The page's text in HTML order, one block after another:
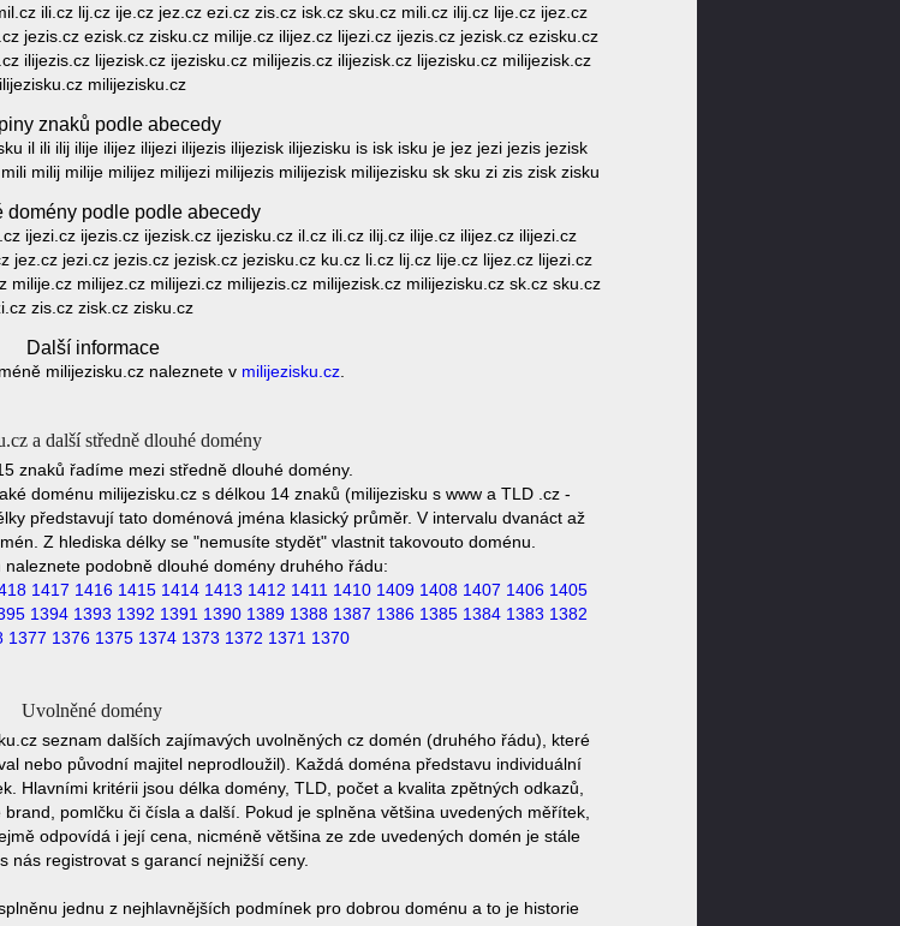
ili.cz lij.cz ije.cz jez.cz ezi.cz zis.cz isk.cz sku.cz mili.cz ilij.cz lije.cz ijez.cz
jezis.cz ezisk.cz zisku.cz milije.cz ilijez.cz lijezi.cz ijezis.cz jezisk.cz ezisku.cz
ilijezis.cz lijezisk.cz ijezisku.cz milijezis.cz ilijezisk.cz lijezisku.cz milijezisk.cz
ilijezisku.cz milijezisku.cz
znaků podle abecedy
il ili ilij ilije ilijez ilijezi ilijezis ilijezisk ilijezisku is isk isku je jez jezi jezis jezisk
milij milije milijez milijezi milijezis milijezisk milijezisku sk sku zi zis zisk zisku
domény podle podle abecedy
ijezi.cz ijezis.cz ijezisk.cz ijezisku.cz il.cz ili.cz ilij.cz ilije.cz ilijez.cz ilijezi.cz
jez.cz jezi.cz jezis.cz jezisk.cz jezisku.cz ku.cz li.cz lij.cz lije.cz lijez.cz lijezi.cz
milijez.cz milijezi.cz milijezis.cz milijezisk.cz milijezisku.cz sk.cz sku.cz
zis.cz zisk.cz zisku.cz
Další informace
milijezisku.cz naleznete v milijezisku.cz
a další středně dlouhé domény
znaků řadíme mezi středně dlouhé domény.
doménu milijezisku.cz s délkou 14 znaků (milijezisku s www a TLD .cz -
představují tato doménová jména klasický průměr. V intervalu dvanáct až
Z hlediska délky se "nemusíte stydět" vlastnit takovouto doménu.
podobně dlouhé domény druhého řádu:
1417 1416 1415 1414 1413 1412 1411 1410 1409 1408 1407 1406 1405
1394 1393 1392 1391 1390 1389 1388 1387 1386 1385 1384 1383 1382
1377 1376 1375 1374 1373 1372 1371 1370
Uvolněné domény
seznam dalších zajímavých uvolněných cz domén (druhého řádu), které
nebo původní majitel neprodloužil). Každá doména představu individuální
Hlavními kritérii jsou délka domény, TLD, počet a kvalita zpětných odkazů,
pomlčku či čísla a další. Pokud je splněna většina uvedených měřítek,
odpovídá i její cena, nicméně většina ze zde uvedených domén je stále
nás registrovat s garancí nejnižší ceny.
jednu z nejhlavnějších podmínek pro dobrou doménu a to je historie